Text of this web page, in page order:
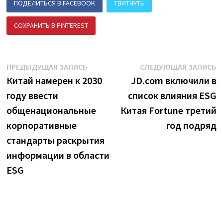
ПОДЕЛИТЬСЯ В FACEBOOK ТВИТНУТЬ
СОХРАНИТЬ В PINTEREST
Навигация
по
записям
ПРЕДЫДУЩАЯ ЗАПИСЬПредыдущая
запись:
Китай намерен к 2030
году ввести
общенациональные
корпоративные
стандарты раскрытия
информации в области
ESG
СЛЕДУЮЩАЯ ЗАПИСЬ
JD.com включили в
список влияния ESG
Китая Fortune третий
год подряд